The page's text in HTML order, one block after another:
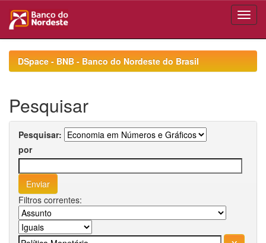
navigationDSpace - BNB - Banco do Nordeste do Brasil
Pesquisar
Pesquisar:
por
Filtros correntes: